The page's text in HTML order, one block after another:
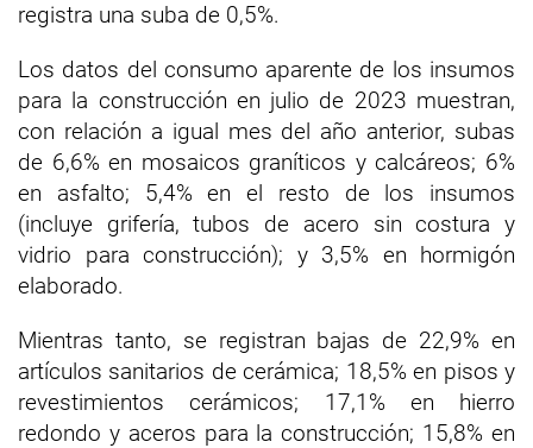
registra una suba de 0,5%.
Los datos del consumo aparente de los insumos
para la construcción en julio de 2023 muestran,
con relación a igual mes del año anterior, subas
de 6,6% en mosaicos graníticos y calcáreos; 6%
en asfalto; 5,4% en el resto de los insumos
(incluye grifería, tubos de acero sin costura y
vidrio para construcción); y 3,5% en hormigón
elaborado.
Mientras tanto, se registran bajas de 22,9% en
artículos sanitarios de cerámica; 18,5% en pisos y
revestimientos cerámicos; 17,1% en hierro
redondo y aceros para la construcción; 15,8% en